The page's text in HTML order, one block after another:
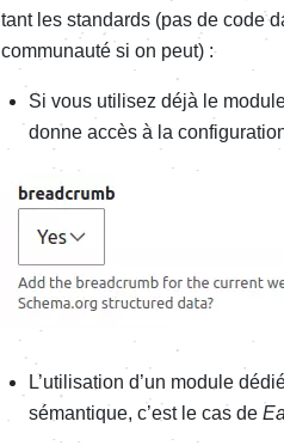
tant les stan­dards (pas de code
commu­nauté si on peut) :
Si vous utili­sez déjà le
donne accès à la
L’uti­li­sa­tion d’un module
séman­tique, c’est le cas de